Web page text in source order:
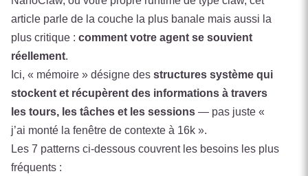
article parle de la couche la plus banale mais aussi la
plus critique : comment votre agent se souvient
réellement.
Ici, « mémoire » désigne des structures système qui
stockent et récupèrent des informations à travers
les tours, les tâches et les sessions — pas juste «
j’ai monté la fenêtre de contexte à 16k ».
Les 7 patterns ci-dessous couvrent les besoins les plus
fréquents :